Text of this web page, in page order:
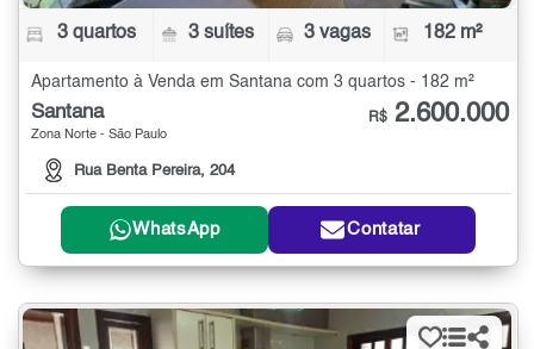
3 quartos 3 suítes 3 vagas 182 m²
Apartamento à Venda em Santana com 3 quartos - 182 m²
Santana
Zona Norte - São Paulo
Rua Benta Pereira, 204
R$ 2.600.000
WhatsApp Contatar